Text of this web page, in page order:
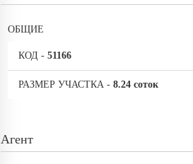
ОБЩИЕ
КОД - 51166
РАЗМЕР УЧАСТКА - 8.24 соток
Агент